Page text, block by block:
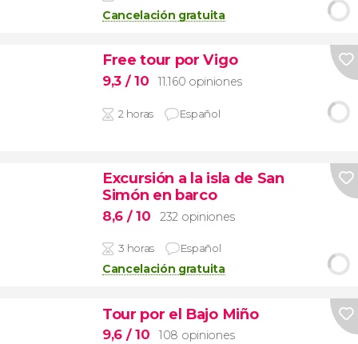
Cancelación gratuita
Free tour por Vigo
9,3 / 10 11.160 opiniones
2 horas Español
Excursión a la isla de San
Simón en barco
8,6 / 10 232 opiniones
3 horas Español
Cancelación gratuita
Tour por el Bajo Miño
9,6 / 10 108 opiniones